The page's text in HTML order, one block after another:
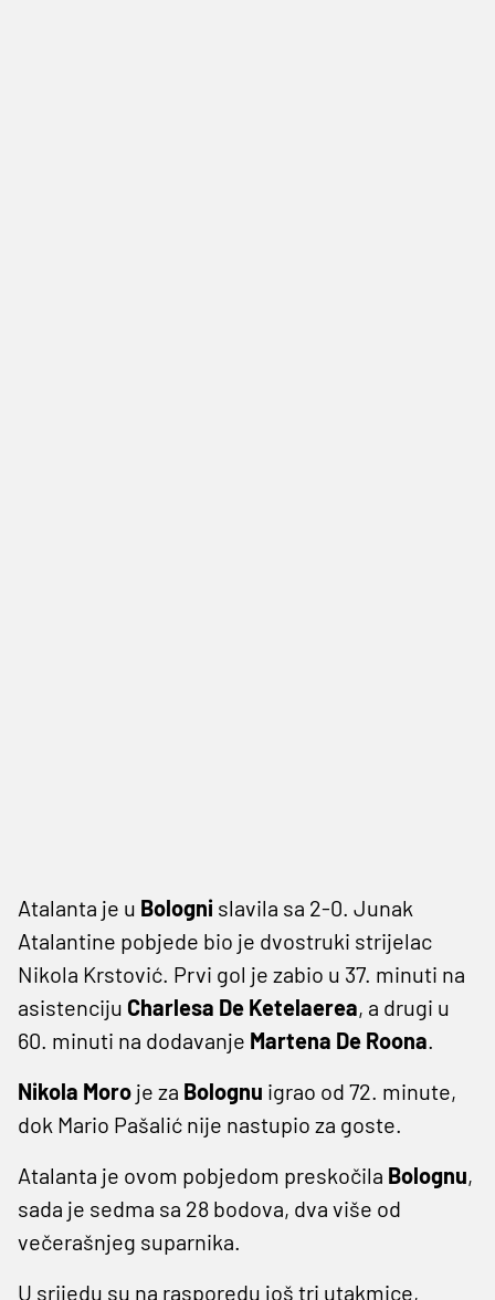
Atalanta je u Bologni slavila sa 2-0. Junak
Atalantine pobjede bio je dvostruki strijelac
Nikola Krstović. Prvi gol je zabio u 37. minuti na
asistenciju Charlesa De Ketelaerea, a drugi u
60. minuti na dodavanje Martena De Roona.
Nikola Moro je za Bolognu igrao od 72. minute,
dok Mario Pašalić nije nastupio za goste.
Atalanta je ovom pobjedom preskočila Bolognu,
sada je sedma sa 28 bodova, dva više od
večerašnjeg suparnika.
U srijedu su na rasporedu još tri utakmice,